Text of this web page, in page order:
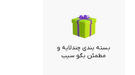
بسته بندی چندلایه و
مطمئن بگو سیب